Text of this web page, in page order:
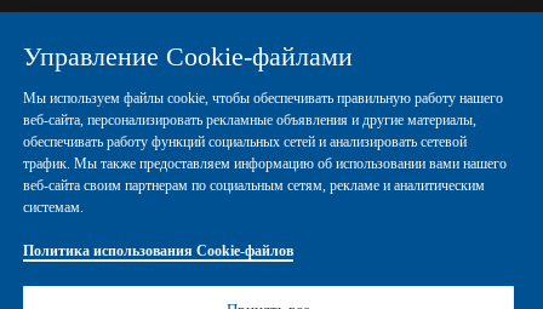
Управление Cookie-файлами
Мы используем файлы cookie, чтобы обеспечивать правильную работу нашего
веб-сайта, персонализировать рекламные объявления и другие материалы,
обеспечивать работу функций социальных сетей и анализировать сетевой
трафик. Мы также предоставляем информацию об использовании вами нашего
веб-сайта своим партнерам по социальным сетям, рекламе и аналитическим
системам.
Политика использования Cookie-файлов
ПОРОШКОВЫЕ КРАСКИ КОНТАКТЫ
Политика конфиденциальности
Правовые положения